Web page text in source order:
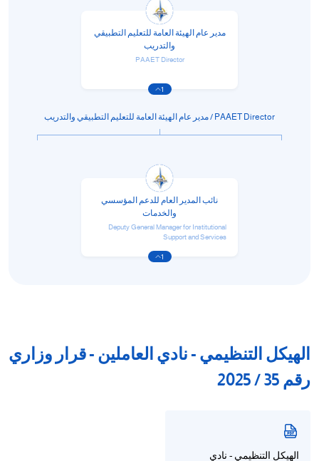
مدير عام الهيئة العامة للتعليم التطبيقي
والتدريب
PAAET Director
1
PAAET Director / مدير عام الهيئة العامة للتعليم التطبيقي والتدريب
نائب المدير العام للدعم المؤسسي
والخدمات
Deputy General Manager for Institutional
Support and Services
1
الهيكل التنظيمي - نادي العاملين - قرار وزاري
رقم 35 / 2025
الهيكل التنظيمي - نادي